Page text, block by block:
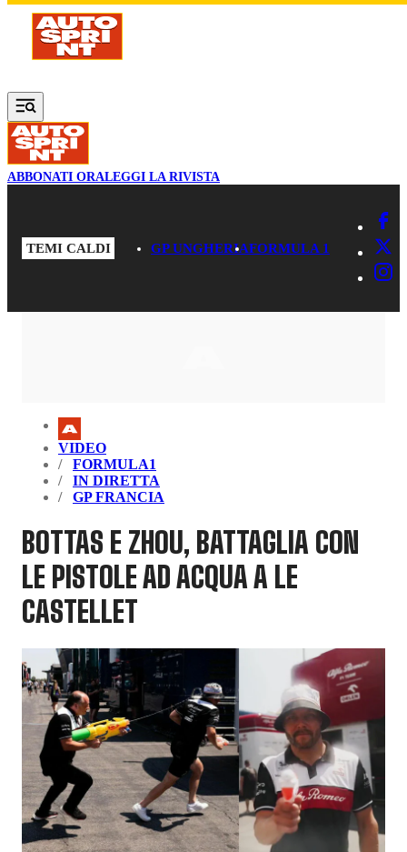
Vai al contenuto principale
ABBONATI ORALEGGI LA RIVISTA
TEMI CALDI GP UNGHERIAFORMULA 1
VIDEO
FORMULA1
IN DIRETTA
GP FRANCIA
BOTTAS E ZHOU, BATTAGLIA CON
LE PISTOLE AD ACQUA A LE
CASTELLET